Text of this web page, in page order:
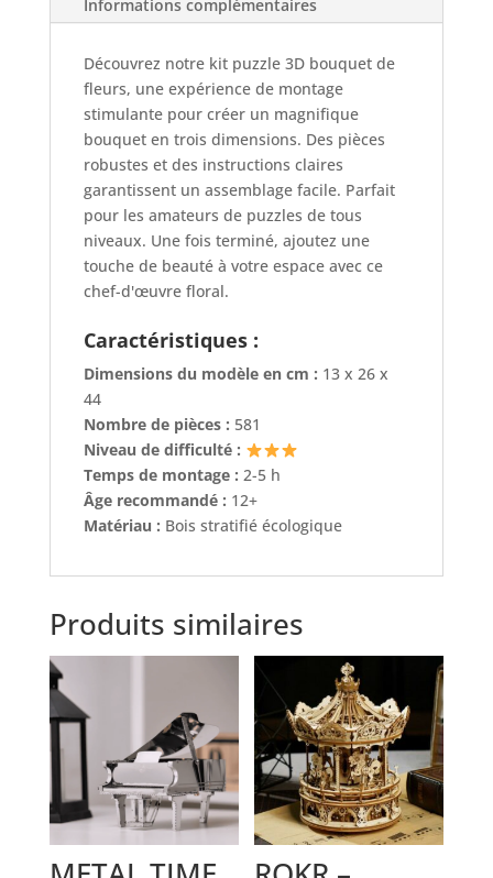
Informations complémentaires
Découvrez notre kit puzzle 3D bouquet de
fleurs, une expérience de montage
stimulante pour créer un magnifique
bouquet en trois dimensions. Des pièces
robustes et des instructions claires
garantissent un assemblage facile. Parfait
pour les amateurs de puzzles de tous
niveaux. Une fois terminé, ajoutez une
touche de beauté à votre espace avec ce
chef-d'œuvre floral.
Caractéristiques :
Dimensions du modèle en cm : 13 x 26 x
44
Nombre de pièces : 581
Niveau de difficulté :
Temps de montage : 2-5 h
Âge recommandé : 12+
Matériau : Bois stratifié écologique
Produits similaires